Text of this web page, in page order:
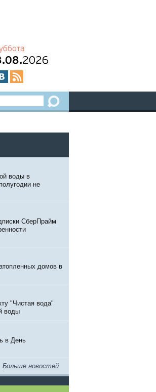
2026
воды в
не
СберПрайм
домов в
"Чистая вода"
воды
в День
Больше новостей